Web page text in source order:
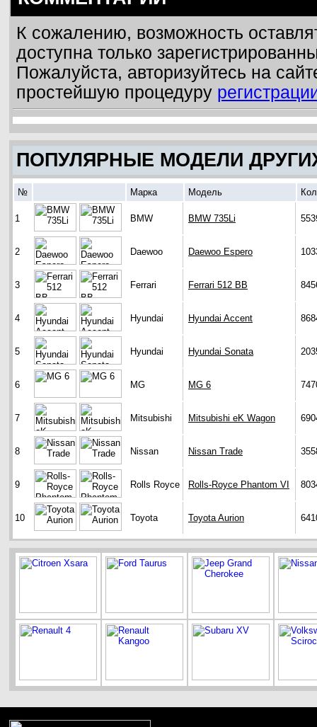
К сожалению, возможность
доступна только
Пожалуйста, авторизуйтесь на
простейшую процедуру
ПОПУЛЯРНЫЕ МОДЕЛИ
№ Марка Модель
1 BMW BMW 735Li
2 Daewoo Daewoo Espero
3 Ferrari Ferrari 512 BB
4 Hyundai Hyundai Accent
5 Hyundai Hyundai Sonata
6 MG MG 6
7 Mitsubishi Mitsubishi eK Wagon
8 Nissan Nissan Trade
9 Rolls Royce Rolls-Royce Phantom VI
10 Toyota Toyota Aurion